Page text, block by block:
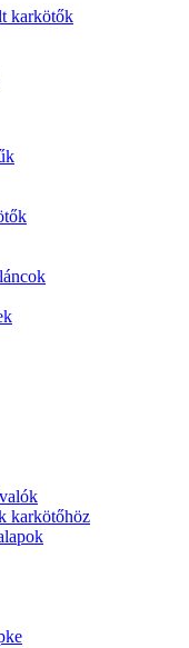
karkötők
karkötőhöz